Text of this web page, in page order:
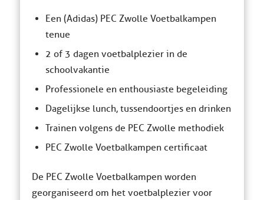
Een (Adidas) PEC Zwolle Voetbalkampen
tenue
2 of 3 dagen voetbalplezier in de
schoolvakantie
Professionele en enthousiaste begeleiding
Dagelijkse lunch, tussendoortjes en drinken
Trainen volgens de PEC Zwolle methodiek
PEC Zwolle Voetbalkampen certificaat
De PEC Zwolle Voetbalkampen worden
georganiseerd om het voetbalplezier voor